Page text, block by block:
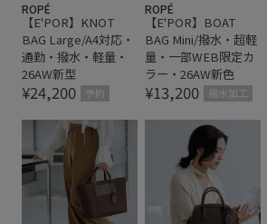
ROPÉ
【E'POR】KNOT
BAG Large/A4対応・
通勤・撥水・軽量・
26AW新型
¥24,200 予約
ROPÉ
【E'POR】BOAT
BAG Mini/撥水・超軽
量・一部WEB限定カ
ラー・26AW新色
¥13,200 撥水加工